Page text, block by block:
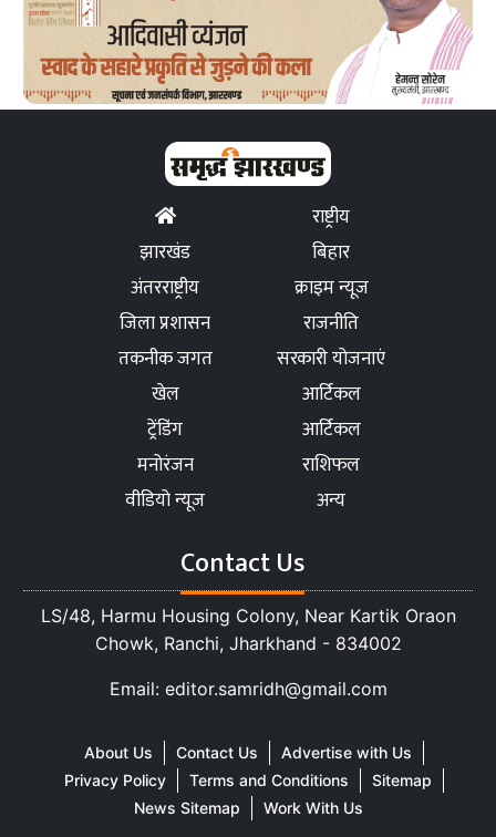
राष्ट्रीय
झारखंड
बिहार
अंतरराष्ट्रीय
क्राइम न्यूज
जिला प्रशासन
राजनीति
तकनीक जगत
सरकारी योजनाएं
खेल
आर्टिकल
ट्रेंडिंग
आर्टिकल
मनोरंजन
राशिफल
वीडियो न्यूज
अन्य
Contact Us
LS/48, Harmu Housing Colony, Near Kartik Oraon
Chowk, Ranchi, Jharkhand - 834002
Email: editor.samridh@gmail.com
About Us Contact Us
Advertise with Us
Privacy Policy
Terms and Conditions
Sitemap
News Sitemap
Work With Us